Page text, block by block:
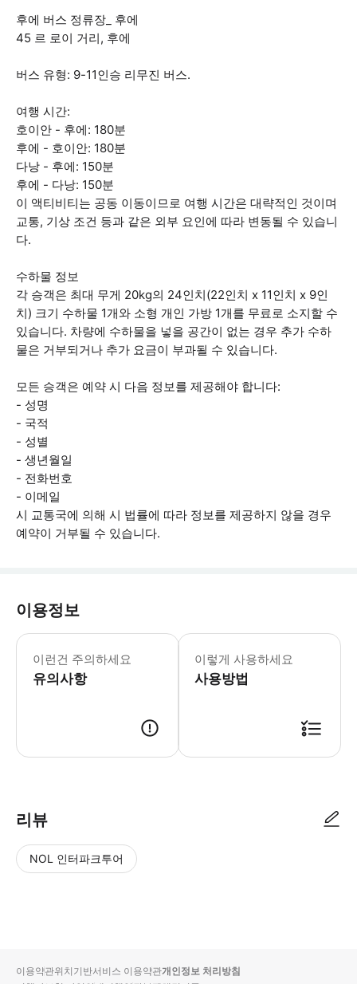
후에 버스 정류장_ 후에
45 르 로이 거리, 후에
버스 유형: 9-11인승 리무진 버스.
여행 시간:
호이안 - 후에: 180분
후에 - 호이안: 180분
다낭 - 후에: 150분
후에 - 다낭: 150분
이 액티비티는 공동 이동이므로 여행 시간은 대략적인 것이며
교통, 기상 조건 등과 같은 외부 요인에 따라 변동될 수 있습니
다.
수하물 정보
각 승객은 최대 무게 20kg의 24인치(22인치 x 11인치 x 9인
치) 크기 수하물 1개와 소형 개인 가방 1개를 무료로 소지할 수
있습니다. 차량에 수하물을 넣을 공간이 없는 경우 추가 수하
물은 거부되거나 추가 요금이 부과될 수 있습니다.
모든 승객은 예약 시 다음 정보를 제공해야 합니다:
- 성명
- 국적
- 성별
- 생년월일
- 전화번호
- 이메일
시 교통국에 의해 시 법률에 따라 정보를 제공하지 않을 경우
예약이 거부될 수 있습니다.
이용정보
이런건 주의하세요
유의사항
교통수단 부서에서 다음 정보를 요구
이렇게 사용하세요
사용방법
리뷰
NOL 인터파크투어
입니
순
상
이용약관위치기반서비스 이용약관개인정보 처리방침